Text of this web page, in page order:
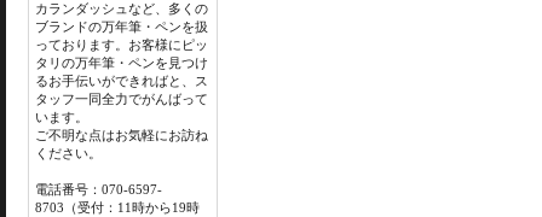
カランダッシュなど、多くの
ブランドの万年筆・ペンを扱
っております。お客様にピッ
タリの万年筆・ペンを見つけ
るお手伝いができればと、ス
タッフ一同全力でがんばって
います。
ご不明な点はお気軽にお訪ね
ください。
電話番号：070-6597-
8703（受付：11時から19時